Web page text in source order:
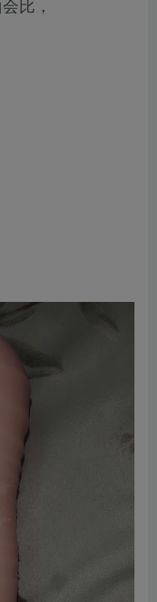
比，